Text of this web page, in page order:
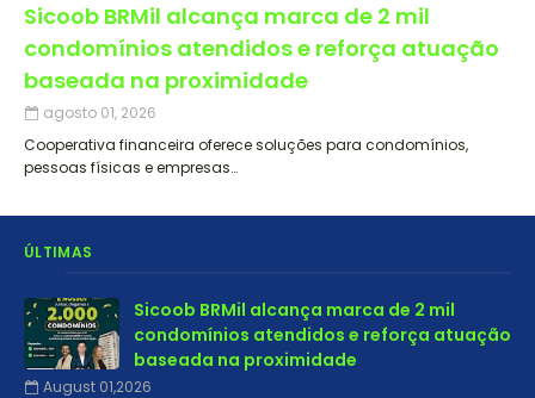
Sicoob BRMil alcança marca de 2 mil
condomínios atendidos e reforça atuação
baseada na proximidade
agosto 01, 2026
Cooperativa financeira oferece soluções para condomínios,
pessoas físicas e empresas…
ÚLTIMAS
Sicoob BRMil alcança marca de 2 mil
condomínios atendidos e reforça atuação
baseada na proximidade
August 01,2026